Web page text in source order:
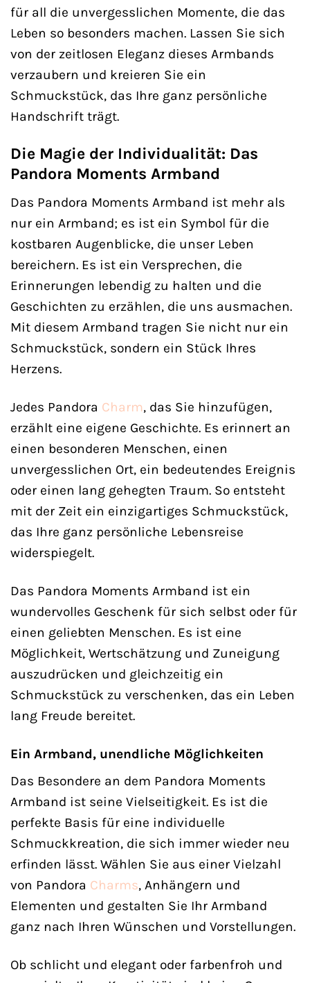
für all die unvergesslichen Momente, die das
Leben so besonders machen. Lassen Sie sich
von der zeitlosen Eleganz dieses Armbands
verzaubern und kreieren Sie ein
Schmuckstück, das Ihre ganz persönliche
Handschrift trägt.
Die Magie der Individualität: Das
Pandora Moments Armband
Das Pandora Moments Armband ist mehr als
nur ein Armband; es ist ein Symbol für die
kostbaren Augenblicke, die unser Leben
bereichern. Es ist ein Versprechen, die
Erinnerungen lebendig zu halten und die
Geschichten zu erzählen, die uns ausmachen.
Mit diesem Armband tragen Sie nicht nur ein
Schmuckstück, sondern ein Stück Ihres
Herzens.
Jedes Pandora Charm, das Sie hinzufügen,
erzählt eine eigene Geschichte. Es erinnert an
einen besonderen Menschen, einen
unvergesslichen Ort, ein bedeutendes Ereignis
oder einen lang gehegten Traum. So entsteht
mit der Zeit ein einzigartiges Schmuckstück,
das Ihre ganz persönliche Lebensreise
widerspiegelt.
Das Pandora Moments Armband ist ein
wundervolles Geschenk für sich selbst oder für
einen geliebten Menschen. Es ist eine
Möglichkeit, Wertschätzung und Zuneigung
auszudrücken und gleichzeitig ein
Schmuckstück zu verschenken, das ein Leben
lang Freude bereitet.
Ein Armband, unendliche Möglichkeiten
Das Besondere an dem Pandora Moments
Armband ist seine Vielseitigkeit. Es ist die
perfekte Basis für eine individuelle
Schmuckkreation, die sich immer wieder neu
erfinden lässt. Wählen Sie aus einer Vielzahl
von Pandora Charms, Anhängern und
Elementen und gestalten Sie Ihr Armband
ganz nach Ihren Wünschen und Vorstellungen.
Ob schlicht und elegant oder farbenfroh und